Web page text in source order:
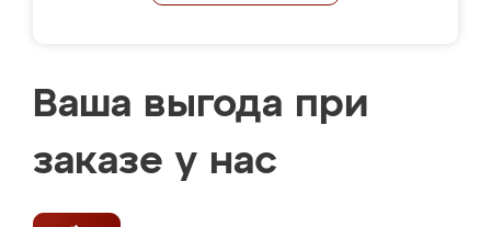
Ваша выгода при
заказе у нас